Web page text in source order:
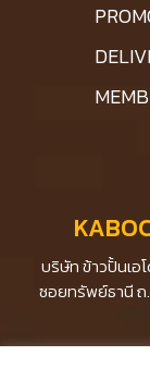
บริษัท ข้าวปั้นเอ
ซอยทรัพย์ธานี ถ